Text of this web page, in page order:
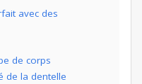
avec des
de corps
de la dentelle